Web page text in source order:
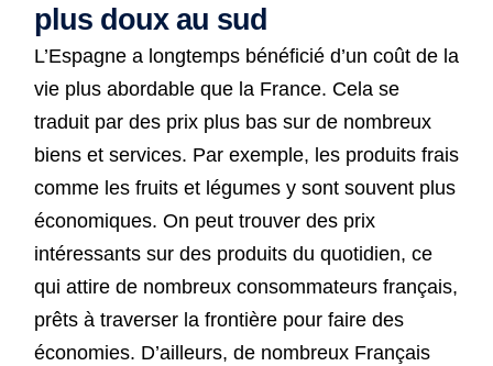
plus doux au sud
L’Espagne a longtemps bénéficié d’un coût de la
vie plus abordable que la France. Cela se
traduit par des prix plus bas sur de nombreux
biens et services. Par exemple, les produits frais
comme les fruits et légumes y sont souvent plus
économiques. On peut trouver des prix
intéressants sur des produits du quotidien, ce
qui attire de nombreux consommateurs français,
prêts à traverser la frontière pour faire des
économies. D’ailleurs, de nombreux Français